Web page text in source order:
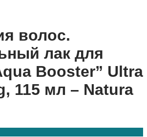
волос.
лак для
Booster” Ultra
115 мл – Natura